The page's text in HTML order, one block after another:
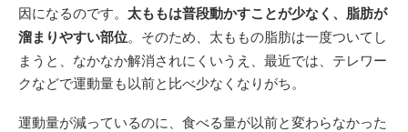
因になるのです。 太ももは普段動かすことが少なく、脂肪が
溜まりやすい部位。そのため、太ももの脂肪は一度ついてし
まうと、なかなか解消されにくいうえ、最近では、テレワー
クなどで運動量も以前と比べ少なくなりがち。
運動量が減っているのに、食べる量が以前と変わらなかった